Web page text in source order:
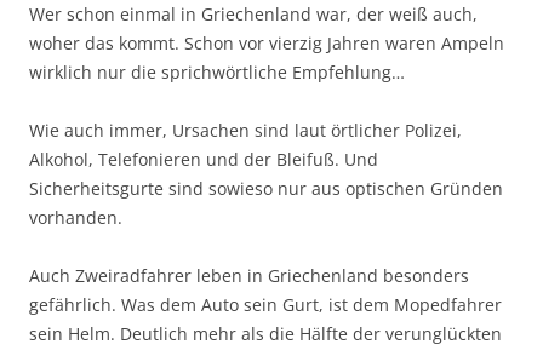
Wer schon einmal in Griechenland war, der weiß auch,
woher das kommt. Schon vor vierzig Jahren waren Ampeln
wirklich nur die sprichwörtliche Empfehlung…
Wie auch immer, Ursachen sind laut örtlicher Polizei,
Alkohol, Telefonieren und der Bleifuß. Und
Sicherheitsgurte sind sowieso nur aus optischen Gründen
vorhanden.
Auch Zweiradfahrer leben in Griechenland besonders
gefährlich. Was dem Auto sein Gurt, ist dem Mopedfahrer
sein Helm. Deutlich mehr als die Hälfte der verunglückten